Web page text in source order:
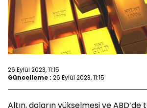
26 Eylül 2023, 11:15
Güncelleme : 26 Eylül 2023, 11:15
Altın, doların yükselmesi ve